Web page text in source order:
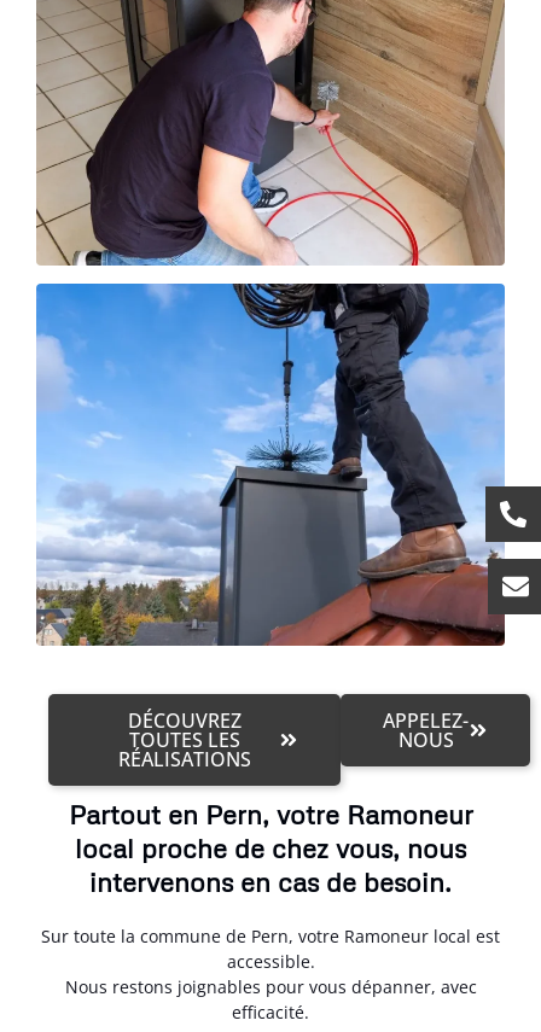
DÉCOUVREZ
TOUTES LES
RÉALISATIONS
APPELEZ-
NOUS
Partout en Pern, votre Ramoneur
local proche de chez vous, nous
intervenons en cas de besoin.
Sur toute la commune de Pern, votre Ramoneur local est
accessible.
Nous restons joignables pour vous dépanner, avec
efficacité.